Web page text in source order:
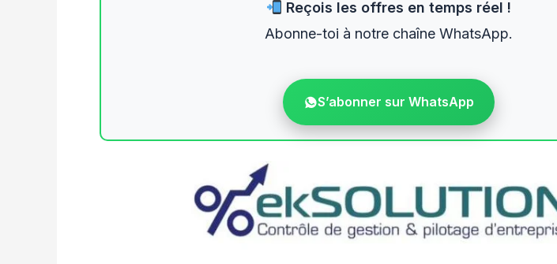
Reçois les offres en temps réel !
Abonne-toi à notre chaîne WhatsApp.
S’abonner sur WhatsApp